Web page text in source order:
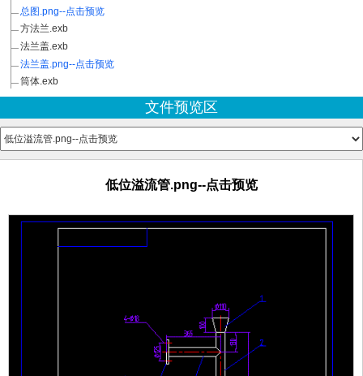
总图.png--点击预览
方法兰.exb
法兰盖.exb
法兰盖.png--点击预览
筒体.exb
文件预览区
低位溢流管.png--点击预览